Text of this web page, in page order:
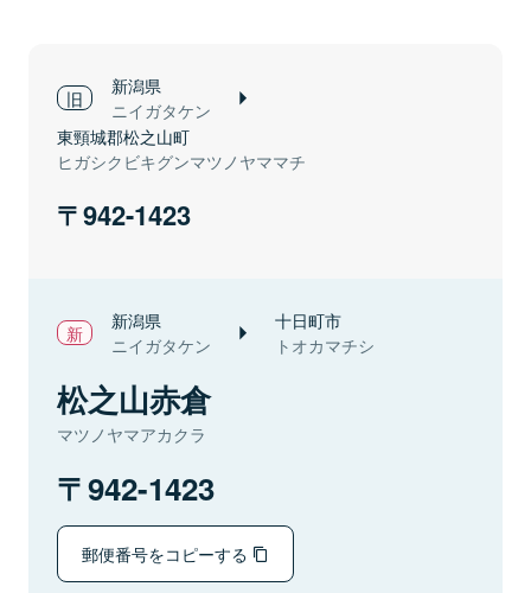
新潟県
ニイガタケン
東頸城郡松之山町
ヒガシクビキグンマツノヤママチ
942-1423
新潟県
ニイガタケン
十日町市
トオカマチシ
松之山赤倉
マツノヤマアカクラ
942-1423
郵便番号をコピーする